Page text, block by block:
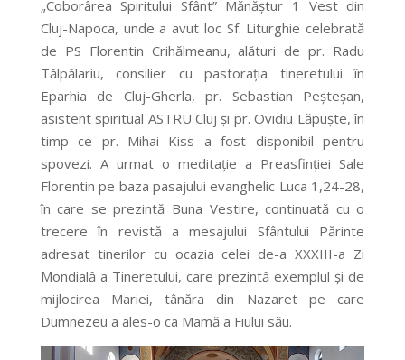
„Coborârea Spiritului Sfânt” Mănăștur 1 Vest din
Cluj-Napoca, unde a avut loc Sf. Liturghie celebrată
de PS Florentin Crihălmeanu, alături de pr. Radu
Tălpălariu, consilier cu pastorația tineretului în
Eparhia de Cluj-Gherla, pr. Sebastian Peșteșan,
asistent spiritual ASTRU Cluj și pr. Ovidiu Lăpuște, în
timp ce pr. Mihai Kiss a fost disponibil pentru
spovezi. A urmat o meditație a Preasfinției Sale
Florentin pe baza pasajului evanghelic Luca 1,24-28,
în care se prezintă Buna Vestire, continuată cu o
trecere în revistă a mesajului Sfântului Părinte
adresat tinerilor cu ocazia celei de-a XXXIII-a Zi
Mondială a Tineretului, care prezintă exemplul și de
mijlocirea Mariei, tânăra din Nazaret pe care
Dumnezeu a ales-o ca Mamă a Fiului său.